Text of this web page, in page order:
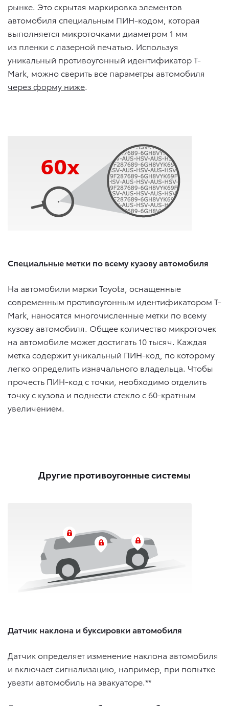
рынке. Это скрытая маркировка элементов
автомобиля специальным ПИН-кодом, которая
выполняется микроточками диаметром 1 мм
из пленки с лазерной печатью. Используя
уникальный противоугонный идентификатор T-
Mark, можно сверить все параметры автомобиля
через форму ниже.
Специальные метки по всему кузову автомобиля
На автомобили марки Toyota, оснащенные
современным противоугонным идентификатором T-
Mark, наносятся многочисленные метки по всему
кузову автомобиля. Общее количество микроточек
на автомобиле может достигать 10 тысяч. Каждая
метка содержит уникальный ПИН-код, по которому
легко определить изначального владельца. Чтобы
прочесть ПИН-код с точки, необходимо отделить
точку с кузова и поднести стекло с 60-кратным
увеличением.
Другие противоугонные системы
Датчик наклона и буксировки автомобиля
Датчик определяет изменение наклона автомобиля
и включает сигнализацию, например, при попытке
увезти автомобиль на эвакуаторе.**